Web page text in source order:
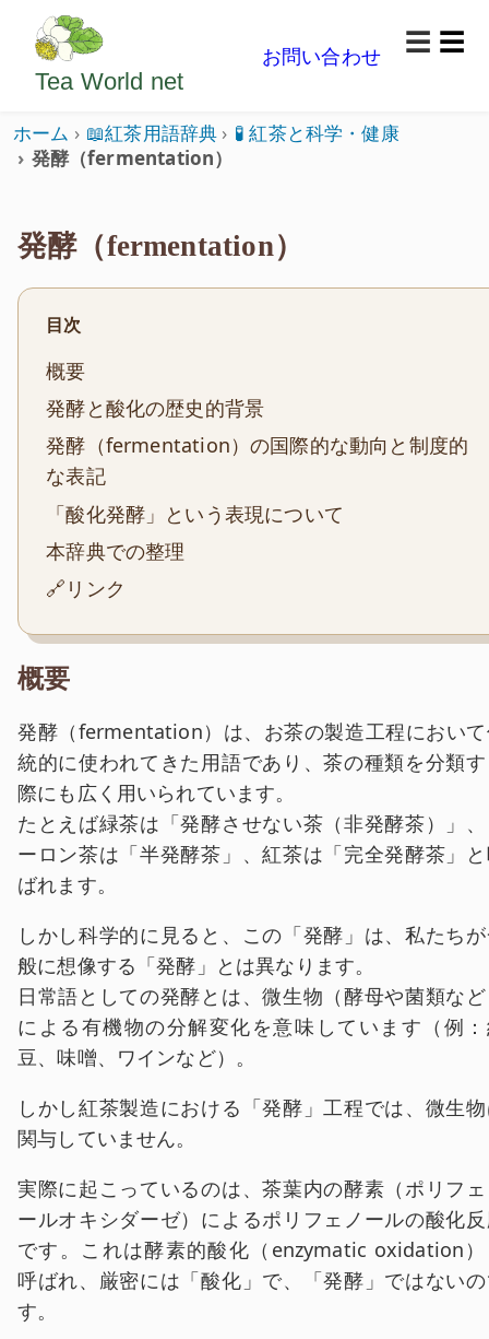
ようこそいらっしゃいました。どうぞごゆっくり楽
Tea World net
お問い合わせ
☰
ホーム 📖紅茶用語辞典
🧪 紅茶と科学・健康
発酵（fermentation）
発酵（fermentation）
目次
概要
発酵と酸化の歴史的背景
発酵（fermentation）の国際的な動向と制度的
な表記
「酸化発酵」という表現について
本辞典での整理
🔗リンク
概要
発酵（fermentation）は、お茶の製造工程におい
統的に使われてきた用語であり、茶の種類を分類
際にも広く用いられています。
たとえば緑茶は「発酵させない茶（非発酵茶）」
ーロン茶は「半発酵茶」、紅茶は「完全発酵茶」
ばれます。
しかし科学的に見ると、この「発酵」は、私たち
般に想像する「発酵」とは異なります。
日常語としての発酵とは、微生物（酵母や菌類な
による有機物の分解変化を意味しています（例
豆、味噌、ワインなど）。
しかし紅茶製造における「発酵」工程では、微生
関与していません。
実際に起こっているのは、茶葉内の酵素（ポリフ
ールオキシダーゼ）によるポリフェノールの酸化
です。これは酵素的酸化（enzymatic oxidation
呼ばれ、厳密には「酸化」で、「発酵」ではない
す。